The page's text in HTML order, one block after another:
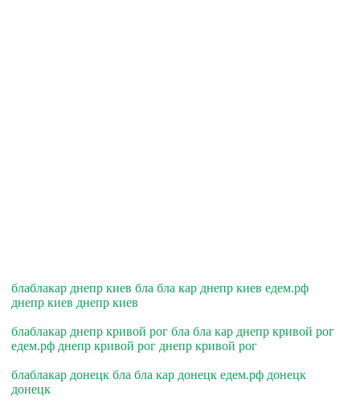
блаблакар днепр киев бла бла кар днепр киев едем.рф
днепр киев днепр киев
блаблакар днепр кривой рог бла бла кар днепр кривой рог
едем.рф днепр кривой рог днепр кривой рог
блаблакар донецк бла бла кар донецк едем.рф донецк
донецк